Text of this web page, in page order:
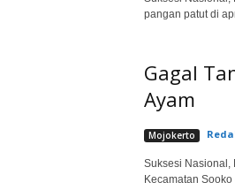
pangan patut di
Gagal
Ayam
Mojokerto
Suksesi Nasional,
Kecamatan Sooko